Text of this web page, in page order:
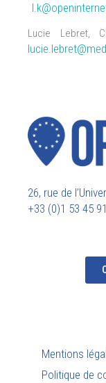
Lucie Lebret,
26, rue de
+33 (0)1 53 45
Mentions
Politique de